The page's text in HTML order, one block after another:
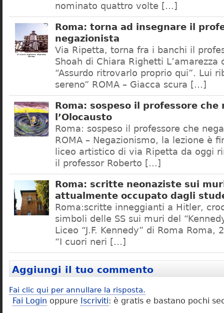
nominato quattro volte […]
Roma: torna ad insegnare il
negazionista
Via Ripetta, torna fra i banchi il
Shoah di Chiara Righetti L’amarezza
“Assurdo ritrovarlo proprio qui”. Lui
sereno” ROMA – Giacca scura […]
Roma: sospeso il professore che
l’Olocausto
Roma: sospeso il professore che
ROMA – Negazionismo, la lezione è
liceo artistico di via Ripetta da oggi
il professor Roberto […]
Roma: scritte neonaziste sui
attualmente occupato dagli
Roma:scritte inneggianti a Hitler,
simboli delle SS sui muri del
Liceo “J.F. Kennedy” di Roma Roma,
“I cuori neri […]
Aggiungi il tuo commento
Fai clic qui per annullare la risposta.
Fai Login oppure Iscriviti: è gratis e bastano pochi